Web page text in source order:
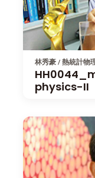
林秀豪 / 熱統計物
physics-II